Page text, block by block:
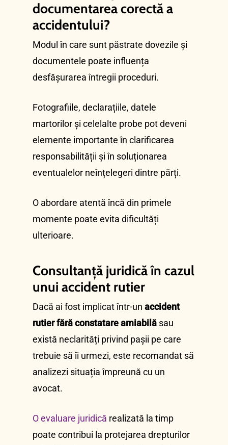
documentarea corectă a
accidentului?
Modul în care sunt păstrate dovezile și
documentele poate influența
desfășurarea întregii proceduri.
Fotografiile, declarațiile, datele
martorilor și celelalte probe pot deveni
elemente importante în clarificarea
responsabilității și în soluționarea
eventualelor neînțelegeri dintre părți.
O abordare atentă încă din primele
momente poate evita dificultăți
ulterioare.
Consultanță juridică în cazul
unui accident rutier
Dacă ai fost implicat într-un accident
rutier fără constatare amiabilă sau
există neclarități privind pașii pe care
trebuie să îi urmezi, este recomandat să
analizezi situația împreună cu un
avocat.
O evaluare juridică realizată la timp
poate contribui la protejarea drepturilor